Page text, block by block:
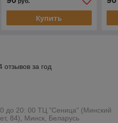
Купить
за год
до 20: 00 ТЦ "Сеница" (Минский
84), Минск, Беларусь